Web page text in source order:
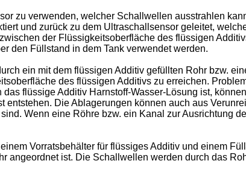
zu verwenden, welcher Schallwellen ausstrahlen
und zurück zu dem Ultraschallsensor geleitet,
der Flüssigkeitsoberfläche des flüssigen
den Füllstand in dem Tank verwendet werden.
ein mit dem flüssigen Additiv gefüllten Rohr bzw.
des flüssigen Additivs zu erreichen.
flüssige Additiv Harnstoff-Wasser-Lösung ist,
entstehen. Die Ablagerungen können auch aus
Wenn eine Röhre bzw. ein Kanal zur Ausrichtung
Vorratsbehälter für flüssiges Additiv und einem
angeordnet ist. Die Schallwellen werden durch das